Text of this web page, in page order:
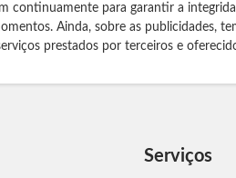
continuamente para garantir a
Ainda, sobre as publicidades,
prestados por terceiros e
Serviços